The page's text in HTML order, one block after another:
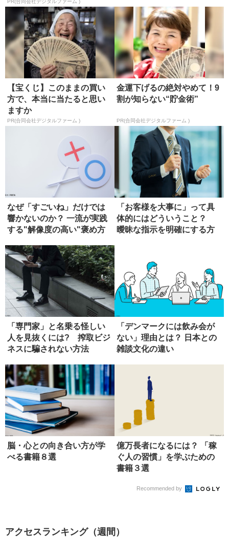
PR(合同会社デジタルファーム )
【宝くじ】このままの買い
方で、本当に当たると思い
ますか
PR(合同会社デジタルファーム )
金運下げるの絶対やめて！9
割が知らない“貯金術”
PR(合同会社デジタルファーム )
なぜ「すごいね」だけでは
響かないのか？ 一流が実践
する"解像度の高い"褒め方
「お客様を大事に」って具
体的にはどういうこと？
曖昧な指示を明確にする方
「専門家」と名乗る怪しい
人を見抜くには? 搾取ビジ
ネスに騙されない方法
「デンマークには飲み会が
ない」理由とは？ 日本との
雑談文化の違い
脳・心との向き合い方が学
べる書籍８選
億万長者になるには？ 「稼
ぐ人の習慣」を学ぶための
書籍３選
Recommended by
アクセスランキング（週間）